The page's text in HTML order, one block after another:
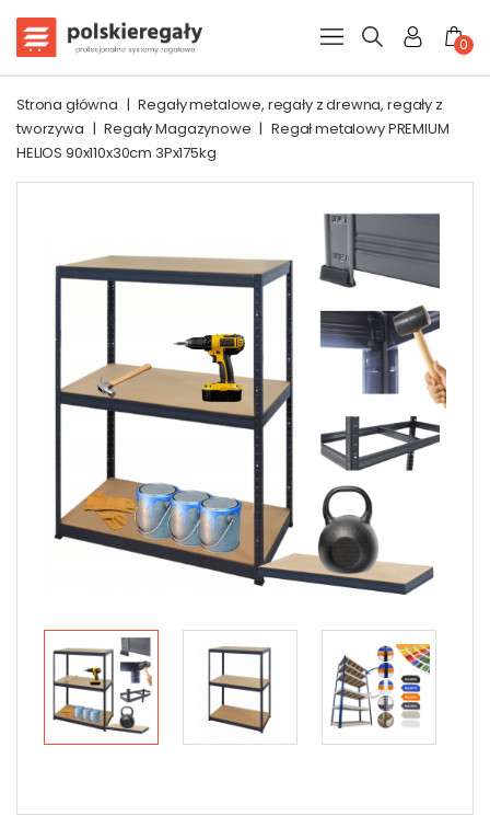
0
Strona główna | Regały metalowe, regały z drewna, regały z
tworzywa | Regały Magazynowe | Regał metalowy PREMIUM
HELIOS 90x110x30cm 3Px175kg